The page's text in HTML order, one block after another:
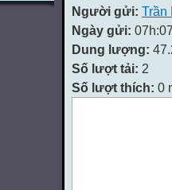
Người gửi: Trần
Ngày gửi:
Dung lượng:
Số lượt tải: 2
Số lượt thích: 0